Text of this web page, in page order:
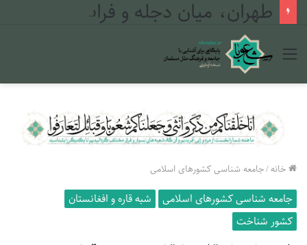
طهران، میان دجله و فرات
منو
خانه/جامعه شناسی کشورهای اسلامی
جامعه شناسی کشورهای اسلامی
شبه قاره و افغانستان
کشور شناخت